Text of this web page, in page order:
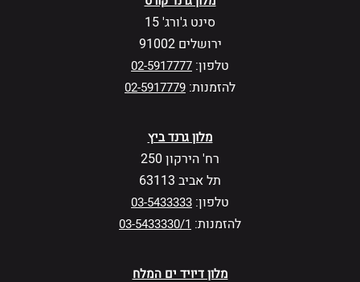
סינט ג'ורג' 15
ירושלים 91002
טלפון: 02-5917777
להזמנות: 02-5917779
מלון גרנד ביץ
רח' הירקון 250
תל אביב 63113
טלפון: 03-5433333
להזמנות: 03-5433330/1
מלון דיויד ים המלח